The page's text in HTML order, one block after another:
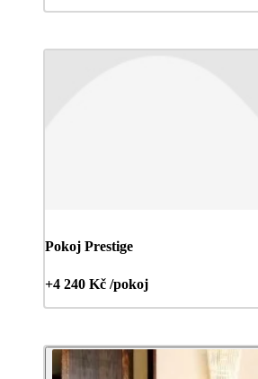
Pokoj Prestige
+4 240 Kč /pokoj